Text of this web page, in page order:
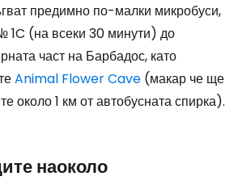
предимно по-малки микробуси,
1C (на всеки 30 минути) до
част на Барбадос, като
Animal Flower Cave (макар че ще
около 1 км от автобусната спирка).
наоколо